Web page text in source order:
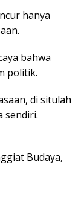
hanya
bahwa
politik.
di situlah
sendiri.
Budaya,